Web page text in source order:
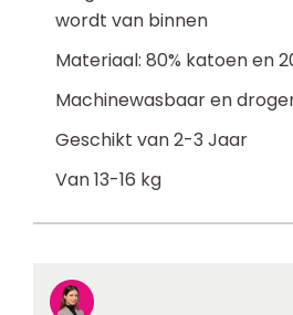
wordt van binnen
Materiaal: 80% katoen en
Machinewasbaar en
Geschikt van 2-3 Jaar
Van 13-16 kg